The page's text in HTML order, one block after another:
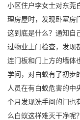
小区住户李女士对东莞
理房屋时，发现卧室房
这到底是什么？通知自
过物业上门检查，发现
连门板和门上方的墙体
学问，对白蚁有了初步
人员在有白蚁危害的中
个月发现洗手间的门也
么白蚁这样难灭干净呢